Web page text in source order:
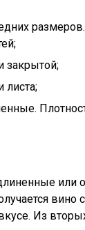
закрытой;
листа;
или
вино
Из